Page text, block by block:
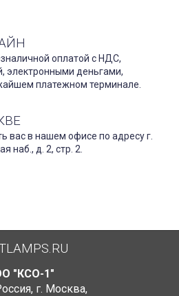
оплатой с НДС,
электронными деньгами,
платежном терминале.
вас в нашем офисе по адресу г.
наб., д. 2, стр. 2.
"КСО-1"
, г. Москва,